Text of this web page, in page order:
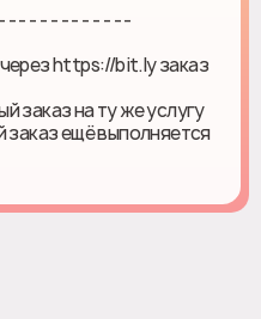
- - - - - - - - - - - -
https://bit.ly заказ
заказ на ту же услугу
заказ ещё выполняется